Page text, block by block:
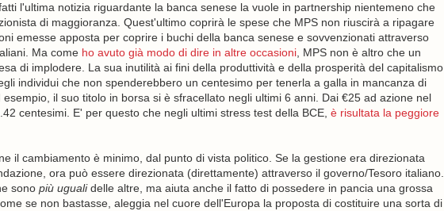
l'ultima notizia riguardante la banca senese la vuole in partnership nientemeno che
di maggioranza. Quest'ultimo coprirà le spese che MPS non riuscirà a ripagare
emesse apposta per coprire i buchi della banca senese e sovvenzionati attraverso
Ma come ho avuto già modo di dire in altre occasioni, MPS non è altro che un
di implodere. La sua inutilità ai fini della produttività e della prosperità del capitalismo
individui che non spenderebbero un centesimo per tenerla a galla in mancanza di
il suo titolo in borsa si è sfracellato negli ultimi 6 anni. Dai €25 ad azione nel
centesimi. E' per questo che negli ultimi stress test della BCE, è risultata la peggiore
il cambiamento è minimo, dal punto di vista politico. Se la gestione era direzionata
ora può essere direzionata (direttamente) attraverso il governo/Tesoro italiano.
sono più ugualidelle altre, ma aiuta anche il fatto di possedere in pancia una grossa
se non bastasse, aleggia nel cuore dell'Europa la proposta di costituire una sorta di